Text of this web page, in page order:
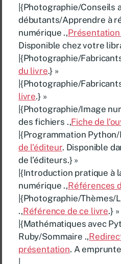
|{Photographie/Conseils
débutants/Apprendre à
numérique .,Présentation
Disponible chez votre
|{Photographie/
du livre.} »
|{Photographie/
livre.} »
|{Photographie/Image
des fichiers .,Fiche de
|{Programmation
de l’éditeur. Disponible
de l’éditeurs.} »
|{Introduction pratique à
numérique .,Références
|{Photographie/Thèmes/
.,Référence de ce livre.} »
|{Mathématiques avec
Ruby/Sommaire .,
présentation. A